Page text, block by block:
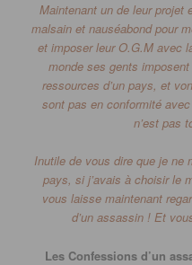
Maintenant un de leur projet
malsain et nauséabond pour
et imposer leur O.G.M avec
monde ses gents
ressources d’un pays, et
sont pas en conformité
n’est pas
Inutile de vous dire que je ne
pays, si j’avais à choisir le
vous laisse maintenant
d’un assassin ! Et
Les Confessions d’un